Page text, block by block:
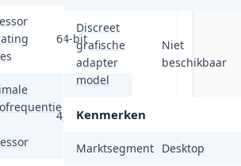
64-bit
4,8 GHz
Discreet
grafische
adapter
model
Niet
beschikbaar
Kenmerken
Marktsegment Desktop